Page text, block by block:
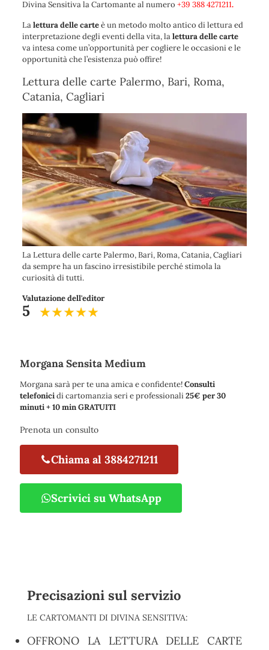
Divina Sensitiva la Cartomante al numero +39 388 4271211.
Lalettura delle carteè un metodo molto antico di lettura ed
interpretazione degli eventi della vita, lalettura delle carte
va intesa come un’opportunità per cogliere le occasioni e le
opportunità che l’esistenza può offire!
Lettura delle carte Palermo, Bari, Roma,
Catania, Cagliari
La Lettura delle carte Palermo, Bari, Roma, Catania, Cagliari
da sempre ha un fascino irresistibile perché stimola la
curiosità di tutti.
Valutazione dell'editor
5
Morgana Sensita Medium
Morgana sarà per te una amica e confidente!Consulti
telefonicidi cartomanzia seri e professionali25€ per 30
minuti + 10 min GRATUITI
Prenota un consulto
Chiama al 3884271211
Scrivici su WhatsApp
Precisazioni sul servizio
LE CARTOMANTI DI DIVINA SENSITIVA:
OFFRONO LA LETTURA DELLE CARTE